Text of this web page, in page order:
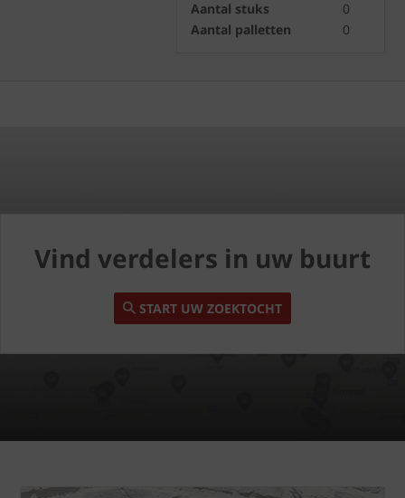
Aantal stuks
0
Aantal palletten
0
Vind verdelers in uw buurt
START UW ZOEKTOCHT